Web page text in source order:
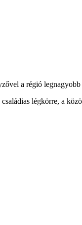
a régió
légkörre, a